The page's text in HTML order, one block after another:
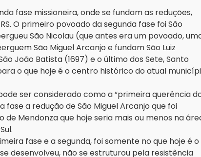
fase missioneira, onde se fundam as reduções,
O primeiro povoado da segunda fase foi São
São Nicolau (que antes era um povoado,
São Miguel Arcanjo e fundam São Luiz
João Batista (1697) e o último dos Sete, Santo
o que hoje é o centro histórico do atual
ser considerado como a “primeira querência
fase a redução de São Miguel Arcanjo que foi
de Mendonza que hoje seria mais ou menos na
fase e a segunda, foi somente no que hoje é o
desenvolveu, não se estruturou pela resistência